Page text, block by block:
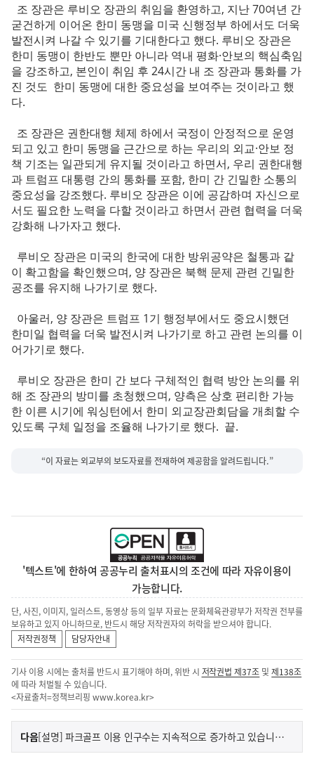
조 장관은 루비오 장관의 취임을 환영하고, 지난 70여년 간
굳건하게 이어온 한미 동맹을 미국 신행정부 하에서도 더욱
발전시켜 나갈 수 있기를 기대한다고 했다. 루비오 장관은
한미 동맹이 한반도 뿐만 아니라 역내 평화·안보의 핵심축임
을 강조하고, 본인이 취임 후 24시간 내 조 장관과 통화를 가
진 것도 한미 동맹에 대한 중요성을 보여주는 것이라고 했
다.
조 장관은 권한대행 체제 하에서 국정이 안정적으로 운영
되고 있고 한미 동맹을 근간으로 하는 우리의 외교·안보 정
책 기조는 일관되게 유지될 것이라고 하면서, 우리 권한대행
과 트럼프 대통령 간의 통화를 포함, 한미 간 긴밀한 소통의
중요성을 강조했다. 루비오 장관은 이에 공감하며 자신으로
서도 필요한 노력을 다할 것이라고 하면서 관련 협력을 더욱
강화해 나가자고 했다.
루비오 장관은 미국의 한국에 대한 방위공약은 철통과 같
이 확고함을 확인했으며, 양 장관은 북핵 문제 관련 긴밀한
공조를 유지해 나가기로 했다.
아울러, 양 장관은 트럼프 1기 행정부에서도 중요시했던
한미일 협력을 더욱 발전시켜 나가기로 하고 관련 논의를 이
어가기로 했다.
루비오 장관은 한미 간 보다 구체적인 협력 방안 논의를 위
해 조 장관의 방미를 초청했으며, 양측은 상호 편리한 가능
한 이른 시기에 워싱턴에서 한미 외교장관회담을 개최할 수
있도록 구체 일정을 조율해 나가기로 했다. 끝.
“이 자료는 외교부의 보도자료를 전재하여 제공함을 알려드립니다.”
'텍스트'에 한하여 공공누리 출처표시의 조건에 따라 자유이용이
가능합니다.
단, 사진, 이미지, 일러스트, 동영상 등의 일부 자료는 문화체육관광부가 저작권 전부를
보유하고 있지 아니하므로, 반드시 해당 저작권자의 허락을 받으셔야 합니다.
저작권정책
담당자안내
기사 이용 시에는 출처를 반드시 표기해야 하며, 위반 시 저작권법 제37조 및제138조
에 따라 처벌될 수 있습니다.
<자료출처=정책브리핑 www.korea.kr>
이
전
다음기
사
[설명] 파크골프 이용 인구수는 지속적으로 증가하고 있습니다.